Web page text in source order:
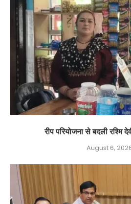
रीप परियोजना से बदली रश्मि
August 6,